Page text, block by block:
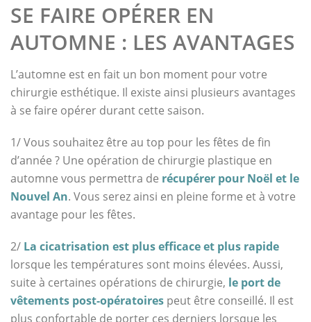
SE FAIRE OPÉRER EN
AUTOMNE : LES AVANTAGES
L’automne est en fait un bon moment pour votre
chirurgie esthétique. Il existe ainsi plusieurs avantages
à se faire opérer durant cette saison.
1/ Vous souhaitez être au top pour les fêtes de fin
d’année ? Une opération de chirurgie plastique en
automne vous permettra de récupérer pour Noël et le
Nouvel An. Vous serez ainsi en pleine forme et à votre
avantage pour les fêtes.
2/ La cicatrisation est plus efficace et plus rapide
lorsque les températures sont moins élevées. Aussi,
suite à certaines opérations de chirurgie, le port de
vêtements post-opératoires peut être conseillé. Il est
plus confortable de porter ces derniers lorsque les